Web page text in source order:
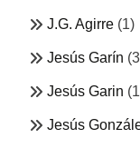
J.G. Agirre (1)
Jesús Garín
Jesús Garin
Jesús